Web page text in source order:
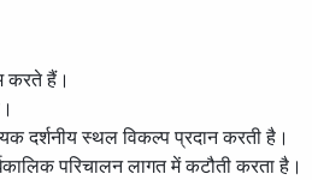
करते हैं।
दर्शनीय स्थल विकल्प प्रदान करती है।
परिचालन लागत में कटौती करता है।